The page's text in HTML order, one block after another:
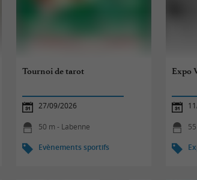
Tournoi de tarot
27/09/2026
50 m - Labenne
Evènements sportifs
Expo